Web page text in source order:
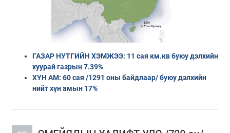
ГАЗАР НУТГИЙН ХЭМЖЭЭ: 11 сая км.кв буюу дэлхийн
хуурай газрын 7.39%
ХҮН АМ: 60 сая /1291 оны байдлаар/ буюу дэлхийн
нийт хүн амын 17%